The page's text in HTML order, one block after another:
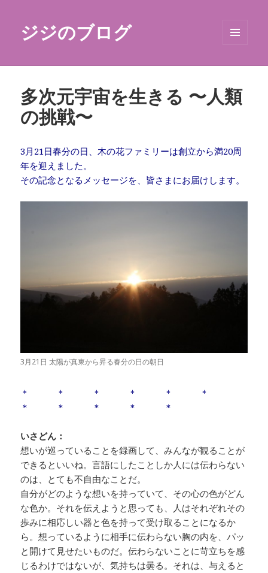
ジジのブログ
多次元宇宙を生きる 〜人類
の挑戦〜
3月21日春分の日、木の花ファミリーは創立から満20周
年を迎えました。
その記念となるメッセージを、皆さまにお届けします。
3月21日 太陽が真東から昇る春分の日の朝日
＊ ＊ ＊ ＊ ＊ ＊
＊ ＊ ＊ ＊ ＊
いさどん：
想いが巡っていることを録画して、みんなが観ることが
できるといいね。言語にしたことしか人には伝わらない
のは、とても不自由なことだ。
自分がどのような想いを持っていて、その心の色がどん
な色か。それを伝えようと思っても、人はそれぞれその
歩みに相応しい器と色を持って受け取ることになるか
ら。想っているように相手に伝わらない胸の内を、パッ
と開けて見せたいものだ。伝わらないことに苛立ちを感
じるわけではないが、気持ちは曇る。それは、与えると